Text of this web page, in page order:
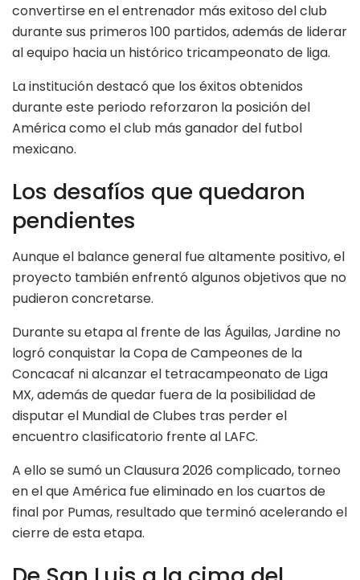
convertirse en el entrenador más exitoso del club
durante sus primeros 100 partidos, además de liderar
al equipo hacia un histórico tricampeonato de liga.
La institución destacó que los éxitos obtenidos
durante este periodo reforzaron la posición del
América como el club más ganador del futbol
mexicano.
Los desafíos que quedaron
pendientes
Aunque el balance general fue altamente positivo, el
proyecto también enfrentó algunos objetivos que no
pudieron concretarse.
Durante su etapa al frente de las Águilas, Jardine no
logró conquistar la Copa de Campeones de la
Concacaf ni alcanzar el tetracampeonato de Liga
MX, además de quedar fuera de la posibilidad de
disputar el Mundial de Clubes tras perder el
encuentro clasificatorio frente al LAFC.
A ello se sumó un Clausura 2026 complicado, torneo
en el que América fue eliminado en los cuartos de
final por Pumas, resultado que terminó acelerando el
cierre de esta etapa.